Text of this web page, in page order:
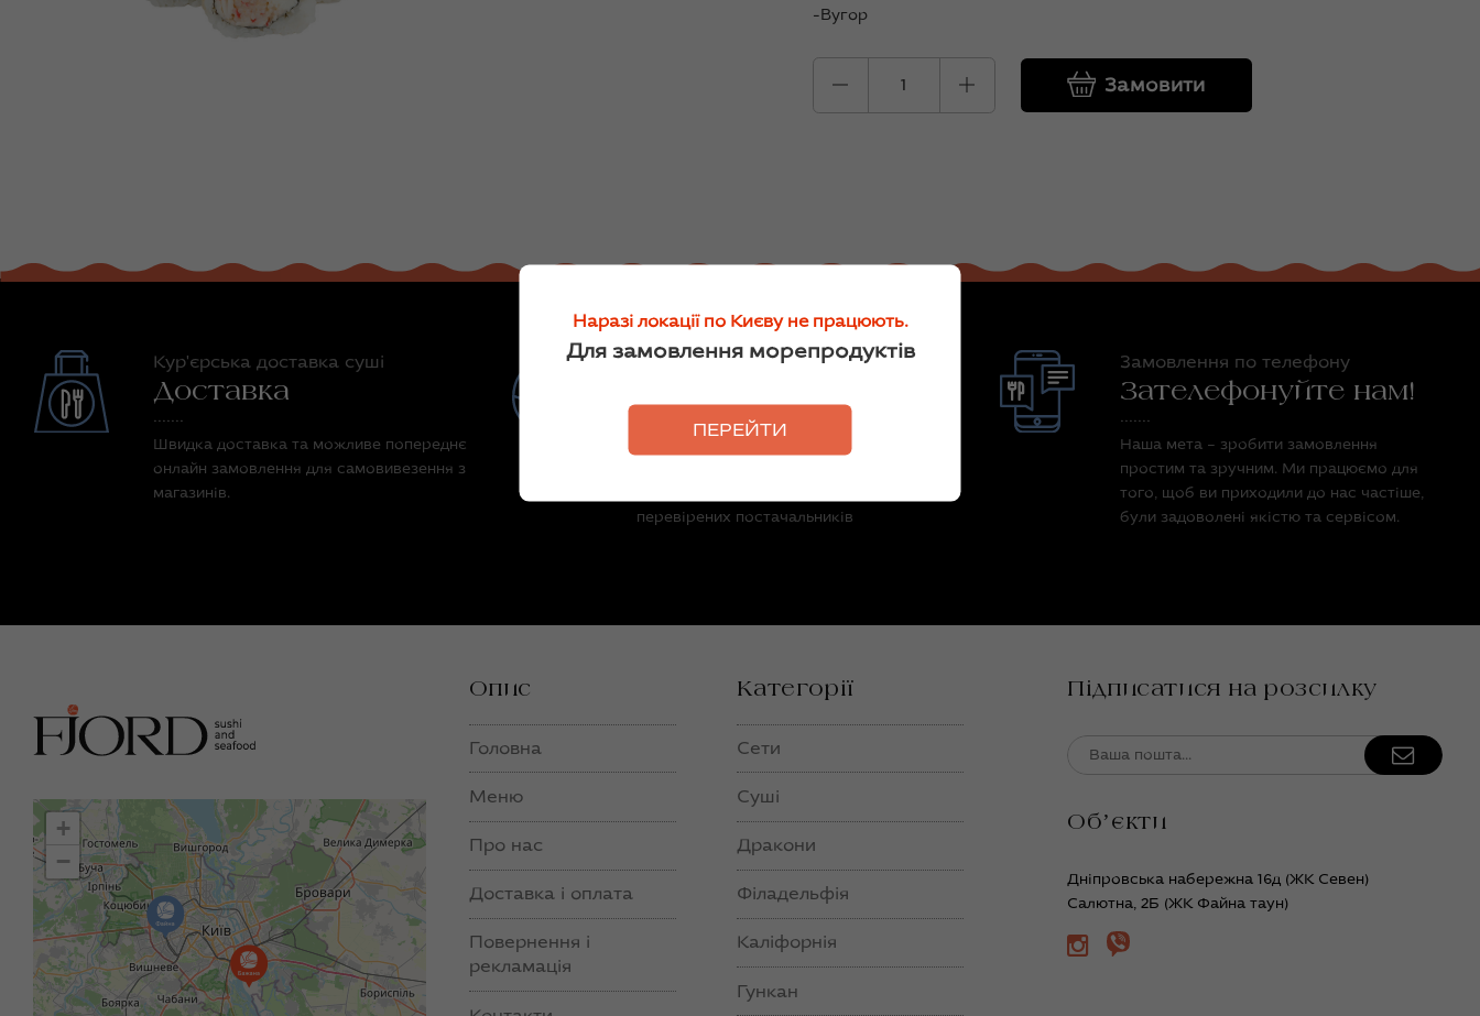
Наразі локації по Києву не працюють.
Для замовлення морепродуктів
ПЕРЕЙТИ
-Вугор
Замовити
Кур'єрська доставка суші
Доставка
Швидка доставка та можливе попереднє
онлайн замовлення для самовивезення з
магазинів.
Риба та морепродукти для
Делікатеси
перевірених постачальників
Замовлення по телефону
Зателефонуйте нам!
Наша мета – зробити замовлення
простим та зручним. Ми працюємо для
того, щоб ви приходили до нас частіше,
були задоволені якістю та сервісом.
+
−
Опис
Головна
Меню
Про нас
Доставка і оплата
Повернення і
рекламація
Категорії
Сети
Суші
Дракони
Філадельфія
Каліфорнія
Гункан
Підписатися на розсилку
Обʼєкти
Дніпровська набережна 16д (ЖК Севен)
Салютна, 2Б (ЖК Файна таун)